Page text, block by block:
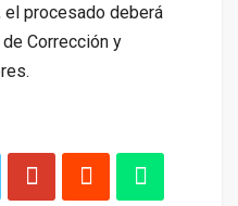
procesado deberá
Corrección y